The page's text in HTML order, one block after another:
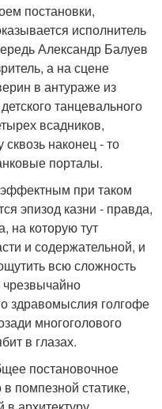
постановки,
исполнитель
Александр Балуев
а на сцене
в антураже из
танцевального
всадников,
наконец - то
порталы.
при таком
эпизод казни - правда,
на которую тут
и содержательной, и
всю сложность
чрезвычайно
здравомыслия голгофе
многоголового
в глазах.
постановочное
помпезной статике,